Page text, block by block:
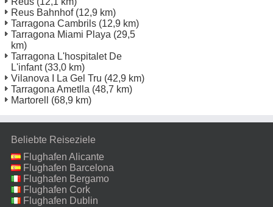
Reus Bahnhof(12,9 km)
Tarragona Cambrils (12,9 km)
Tarragona Miami Playa (29,5
km)
Tarragona L'hospitalet De
L'infant(33,0 km)
Vilanova I La Gel Tru (42,9 km)
Tarragona Ametlla (48,7 km)
Martorell
(68,9 km)
Beliebte Reiseziele
Flughafen Alicante
Flughafen Barcelona
Flughafen Bergamo
Flughafen Cork
Flughafen Dublin